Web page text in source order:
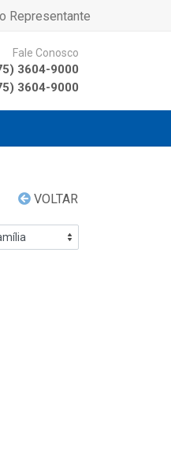
Representante
Fale Conosco
3604-9000
3604-9000
VOLTAR